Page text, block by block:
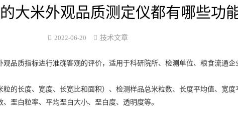
大米外观品质测定仪都有哪些功
2022-06-20 技术文章
观品质指标进行准确客观的评价，适用于科研院所、检测单位、粮食流通企
长度、宽度、长宽比和面积）、检测样品总米粒数、长度平均值、宽度
垩白粒率、平均垩白大小、垩白度、透明度等。